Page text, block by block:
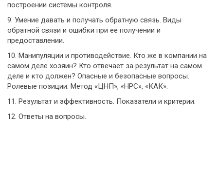
построении системы контроля.
9. Умение давать и получать обратную связь. Виды
обратной связи и ошибки при ее получении и
предоставлении.
10. Манипуляции и противодействие. Кто же в компании на
самом деле хозяин? Кто отвечает за результат на самом
деле и кто должен? Опасные и безопасные вопросы.
Ролевые позиции. Метод «ЦНП», «НРС», «КАК».
11. Результат и эффективность. Показатели и критерии.
12. Ответы на вопросы.